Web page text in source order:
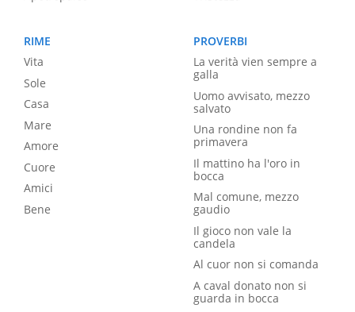
RIME
Vita
Sole
Casa
Mare
Amore
Cuore
Amici
Bene
PROVERBI
La verità vien sempre a
galla
Uomo avvisato, mezzo
salvato
Una rondine non fa
primavera
Il mattino ha l'oro in
bocca
Mal comune, mezzo
gaudio
Il gioco non vale la
candela
Al cuor non si comanda
A caval donato non si
guarda in bocca